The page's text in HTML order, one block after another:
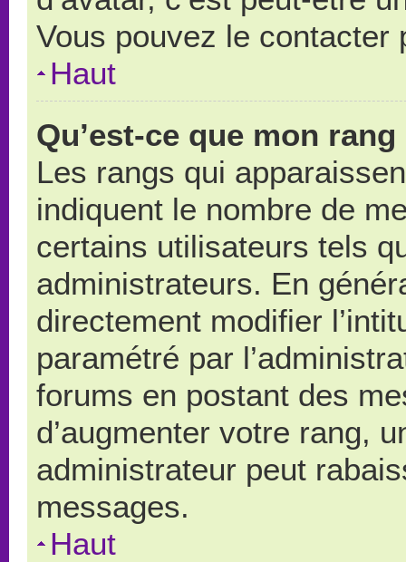
Vous pouvez le contacter
Haut
Qu’est-ce que mon
Les rangs qui
indiquent le nombre de
certains utilisateurs tels
administrateurs. En
directement modifier
paramétré par
forums en postant des
d’augmenter votre rang,
administrateur peut
messages.
Haut